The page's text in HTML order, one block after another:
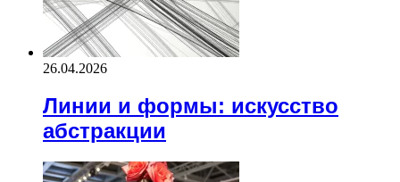
26.04.2026
Линии и формы: искусство
абстракции